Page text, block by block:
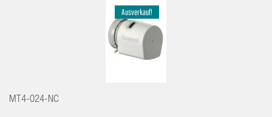
Ausverkauf!
MT4-024-NC